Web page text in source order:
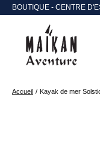
BOUTIQUE - CENTRE
Accueil / Kayak de mer